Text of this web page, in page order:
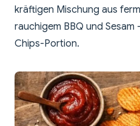
kräftigen Mischung aus
rauchigem BBQ und Sesam
Chips-Portion.